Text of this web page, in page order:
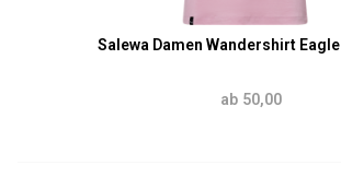
Salewa Damen Wandershirt
ab 50,00